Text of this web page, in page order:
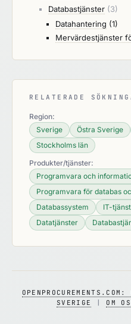
Databastjänster (3)
Datahantering (1)
Mervärdestjänster
RELATERADE
Region:
Sverige
Östra Sverige
Stockholms län
Produkter/tjänster:
Programvara och
Programvara för databas
Databassystem
IT-
Datatjänster
SVERIGE
OM